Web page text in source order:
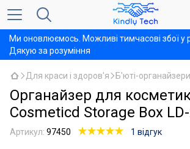
Ми оновлюємось. Можливі тимчасові збої у
Дякую за розуміння
Для краси і здоров'я Б'юті-органайзери
Органайзер для
Cosmeticd Storage Box
Артикул: 97450 1 відгук